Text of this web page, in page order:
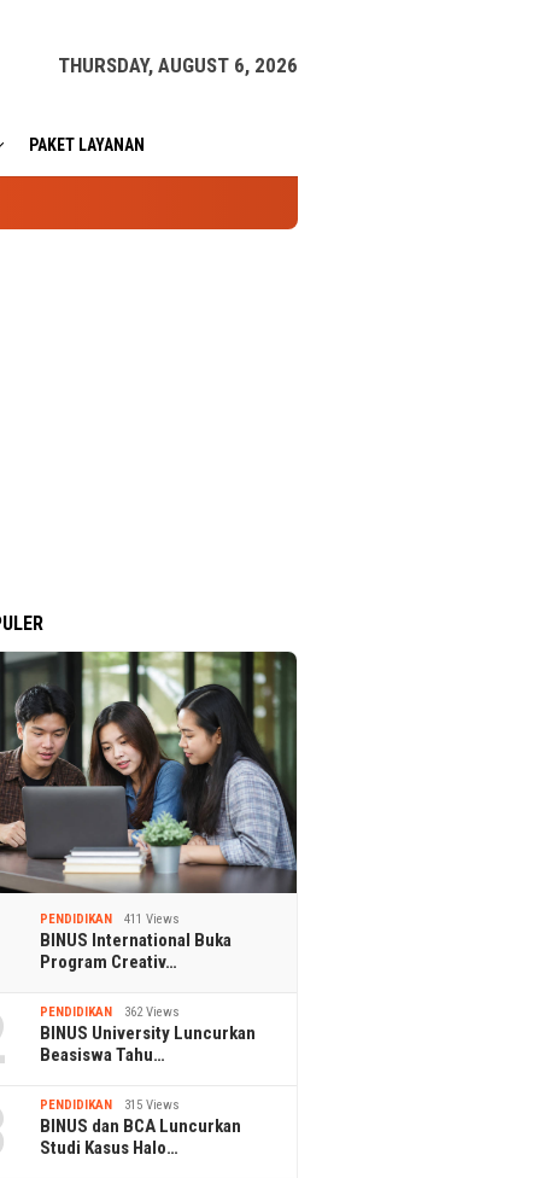
THURSDAY, AUGUST 6, 2026
PAKET LAYANAN
PENDIDIKAN 411 Views
BINUS International Buka
Program Creativ…
PENDIDIKAN 362 Views
BINUS University Luncurkan
Beasiswa Tahu…
PENDIDIKAN 315 Views
BINUS dan BCA Luncurkan
Studi Kasus Halo…